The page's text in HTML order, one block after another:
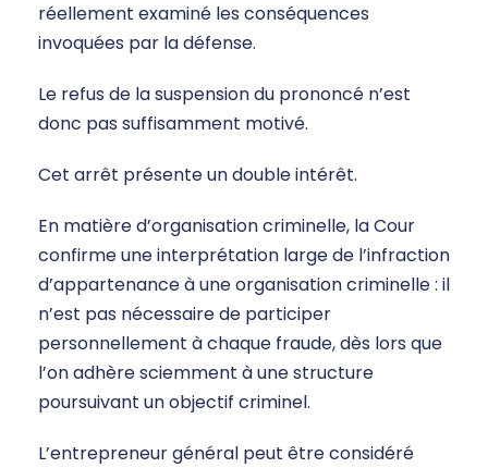
réellement examiné les conséquences
invoquées par la défense.
Le refus de la suspension du prononcé n’est
donc pas suffisamment motivé.
Cet arrêt présente un double intérêt.
En matière d’organisation criminelle, la Cour
confirme une interprétation large de l’infraction
d’appartenance à une organisation criminelle : il
n’est pas nécessaire de participer
personnellement à chaque fraude, dès lors que
l’on adhère sciemment à une structure
poursuivant un objectif criminel.
L’entrepreneur général peut être considéré